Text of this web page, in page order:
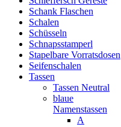
Schank Flaschen
Schalen
Schüsseln
Schnapsstamperl
Stapelbare Vorratsdosen
Seifenschalen
Tassen
Tassen Neutral
blaue
Namenstassen
A